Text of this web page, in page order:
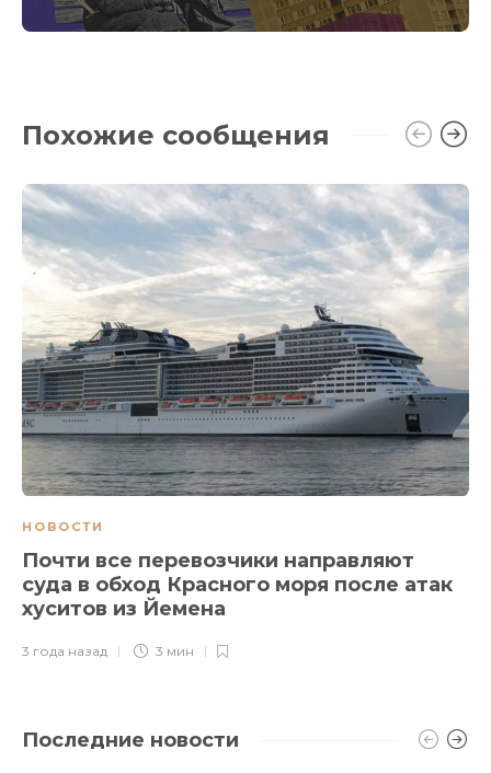
Похожие сообщения
НОВОСТИ
Почти все перевозчики направляют
суда в обход Красного моря после атак
хуситов из Йемена
3 года назад 3 мин
Последние новости